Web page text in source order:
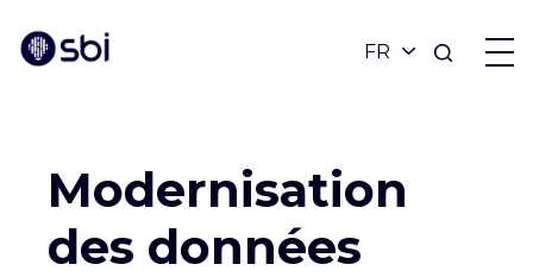
Modernisation
des données